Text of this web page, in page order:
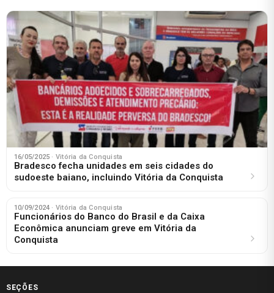
16/05/2025 · Vitória da Conquista
Bradesco fecha unidades em seis cidades do
sudoeste baiano, incluindo Vitória da Conquista
10/09/2024 · Vitória da Conquista
Funcionários do Banco do Brasil e da Caixa
Econômica anunciam greve em Vitória da
Conquista
SEÇÕES